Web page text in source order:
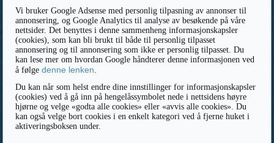
Vi bruker Google Adsense med personlig tilpasning av annonser til
annonsering, og Google Analytics til analyse av besøkende på våre
nettsider. Det benyttes i denne sammenheng informasjonskapsler
(cookies), som kan bli brukt til både til personlig tilpasset
annonsering og til annonsering som ikke er personlig tilpasset. Du
kan lese mer om hvordan Google håndterer denne informasjonen ved
å følgedenne lenken
Du kan når som helst endre dine innstillinger for informasjonskapsler
(cookies) ved å gå inn på hengelåssymbolet nede i nettsidens høyre
hjørne og velge «godta alle cookies» eller «avvis alle cookies». Du
kan også velge bort cookies i en enkelt kategori ved å fjerne huket i
aktiveringsboksen under.